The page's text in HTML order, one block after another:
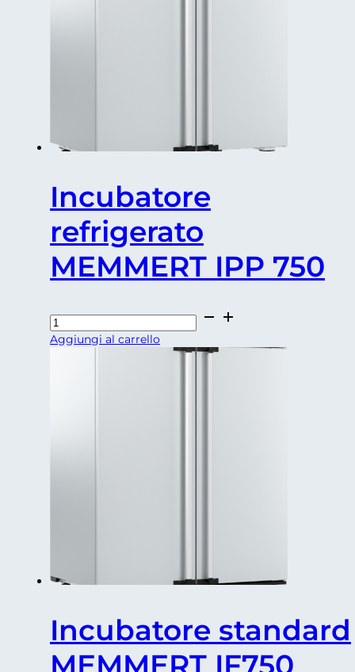
Incubatore
refrigerato
MEMMERT IPP 750
Incubatore
refrigerato
MEMMERT
Aggiungi al carrello
Incubatore standard
MEMMERT IF750